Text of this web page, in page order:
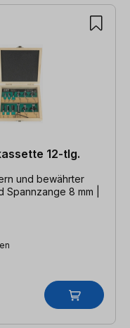
12-tlg.
und bewährter
8 mm |